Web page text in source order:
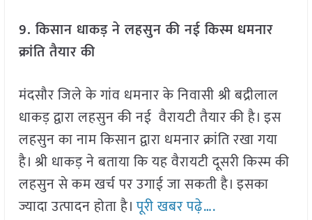
9. किसान धाकड़ ने लहसुन की नई किस्म धमनार
क्रांति तैयार की
मंदसौर जिले के गांव धमनार के निवासी श्री बद्रीलाल
धाकड़ द्वारा लहसुन की नई वैरायटी तैयार की है। इस
लहसुन का नाम किसान द्वारा धमनार क्रांति रखा गया
है। श्री धाकड़ ने बताया कि यह वैरायटी दूसरी किस्म की
लहसुन से कम खर्च पर उगाई जा सकती है। इसका
ज्यादा उत्पादन होता है।पूरी खबर पढ़े….